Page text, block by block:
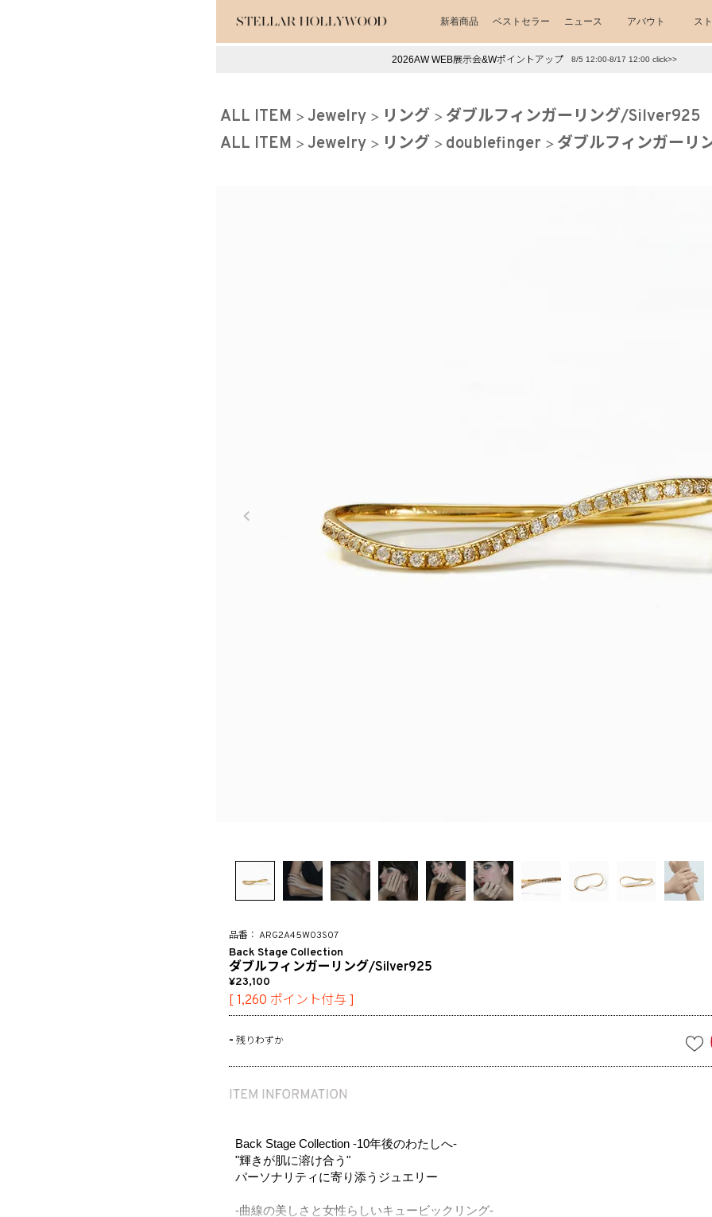
新着商品 ベストセラー ニュース アバウト ス
#スタッフイチ押し（通勤パールアクセ） ＃写真映えアクセ
2026AW WEB展示会&Wポイントアップ 8/5 12:00-8/17 12:00 click>>
ALL ITEM Jewelry リング
ダブルフィンガーリング/Silver925
ALL ITEM
Jewelry リング doublefinger ダブルフィンガーリ
ARG2A45W03S07
Back Stage Collection
ダブルフィンガーリング/Silver925
23,100
[ 1,260 ポイント付与 ]
- 残りわずか
Back Stage Collection -10年後のわたしへ-
"輝きが肌に溶け合う"
パーソナリティに寄り添うジュエリー
-曲線の美しさと女性らしいキュービックリング-